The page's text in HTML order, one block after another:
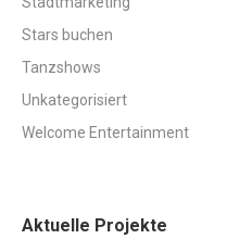
Stars buchen
Tanzshows
Unkategorisiert
Welcome Entertainment
Aktuelle Projekte